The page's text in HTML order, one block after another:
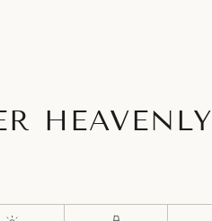
HEAVENLY